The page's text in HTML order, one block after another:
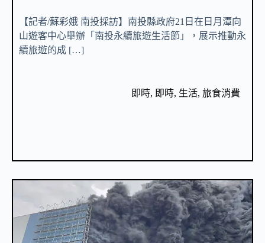
【記者/蘇彩娥 南投採訪】南投縣政府21日在日月潭向
山遊客中心舉辦「南投永續旅遊生活節」，展示推動永
續旅遊的成 […]
即時, 即時, 生活, 旅食消費